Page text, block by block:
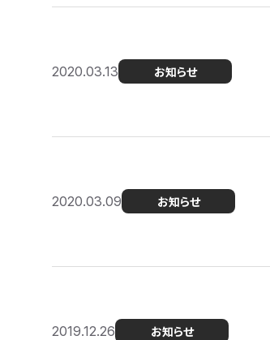
2020.03.13 お知らせ
2020.03.09 お知らせ
2019.12.26 お知らせ